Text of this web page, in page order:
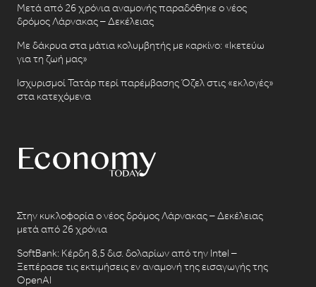
Μετά από 26 χρόνια αναμονής παραδόθηκε ο νέος
δρόμος Λάρνακας – Δεκέλειας
Με δάκρυα στα μάτια κολυμβητής με καρκίνο: «Ικετεύω
για τη ζωή μας»
Ισχυρισμοί Τατάρ περί παρέμβασης Όζελ στις «εκλογές»
στα κατεχόμενα
Στην κυκλοφορία ο νέος δρόμος Λάρνακας – Δεκέλειας
μετά από 26 χρόνια
SoftBank: Κέρδη 8,5 δισ. δολαρίων από την Intel –
Ξεπέρασε τις εκτιμήσεις εν αναμονή της εισαγωγής της
OpenAI